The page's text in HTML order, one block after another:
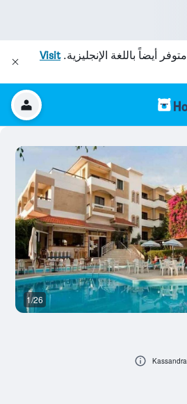
متوفر أيضاً باللغة الإنجليزية.Visit
1/26